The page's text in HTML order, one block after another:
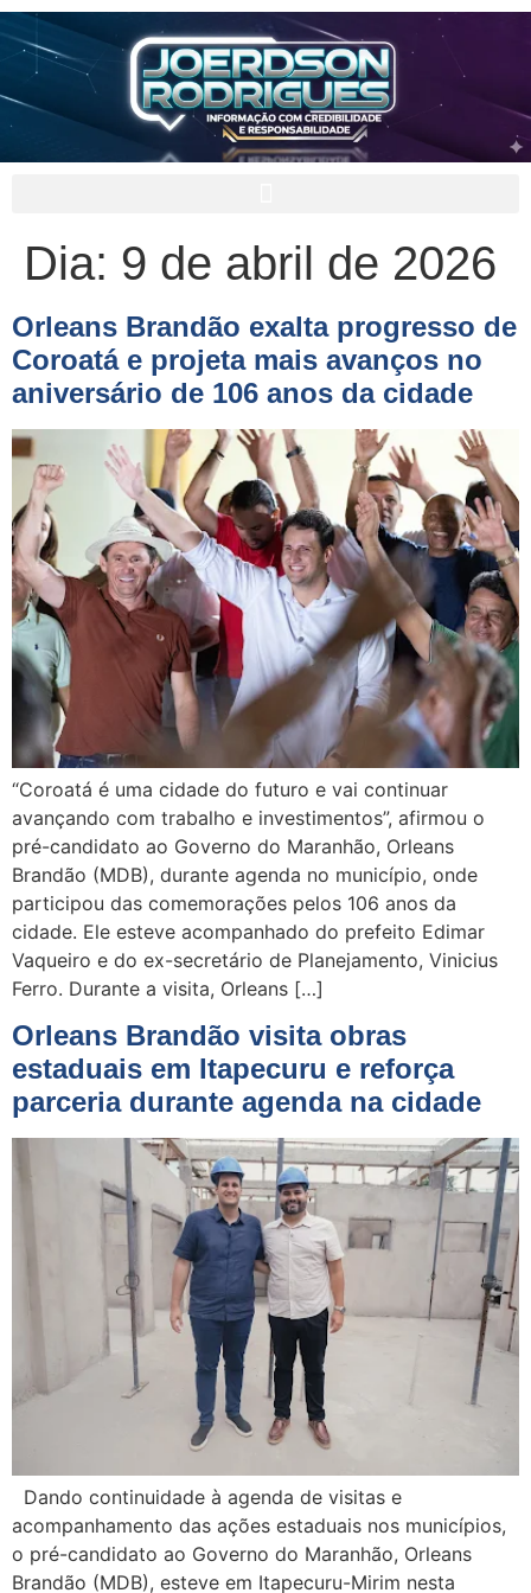
Dia: 9 de abril de 2026
Orleans Brandão exalta progresso de
Coroatá e projeta mais avanços no
aniversário de 106 anos da cidade
“Coroatá é uma cidade do futuro e vai continuar
avançando com trabalho e investimentos”, afirmou o
pré-candidato ao Governo do Maranhão, Orleans
Brandão (MDB), durante agenda no município, onde
participou das comemorações pelos 106 anos da
cidade. Ele esteve acompanhado do prefeito Edimar
Vaqueiro e do ex-secretário de Planejamento, Vinicius
Ferro. Durante a visita, Orleans […]
Orleans Brandão visita obras
estaduais em Itapecuru e reforça
parceria durante agenda na cidade
Dando continuidade à agenda de visitas e
acompanhamento das ações estaduais nos municípios,
o pré-candidato ao Governo do Maranhão, Orleans
Brandão (MDB), esteve em Itapecuru-Mirim nesta